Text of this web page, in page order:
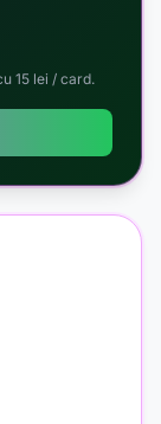
15 lei / card.